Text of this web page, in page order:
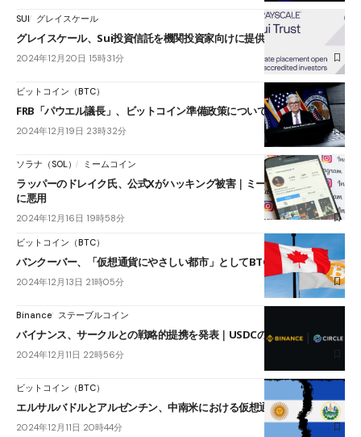
SUI グレイスケール
グレイスケール、Sui投資信託を機関投資家向けに提供開始
2024年12月20日 15時31分
ビットコイン（BTC）
FRB「パウエル議長」、ビットコイン準備政策について語る
2024年12月19日 23時32分
ソラナ（SOL） ミームコイン
ラッパーのドレイク氏、公式Xがハッキング被害｜ミームコインの宣伝
に悪用
2024年12月16日 19時58分
ビットコイン（BTC）
バンクーバー、「仮想通貨にやさしい都市」としてBTCの導入を検討
2024年12月13日 21時05分
Binance ステーブルコイン
バイナンス、サークルとの戦略的提携を発表｜USDCの導入を加速
2024年12月11日 22時56分
ビットコイン（BTC）
エルサルバドルとアルゼンチン、中南米における仮想通貨規制で協力
2024年12月11日 20時44分